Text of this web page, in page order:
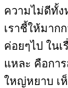
ความไม่ดีทั้ง
เราชี้ให้มาก
ค่อยๆไป ใน
แหละ คือกา
ใหญ่หยาบ เ